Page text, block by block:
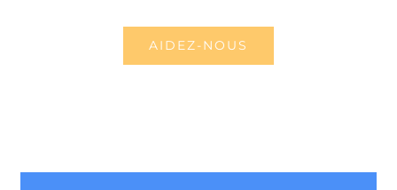
AIDEZ-NOUS